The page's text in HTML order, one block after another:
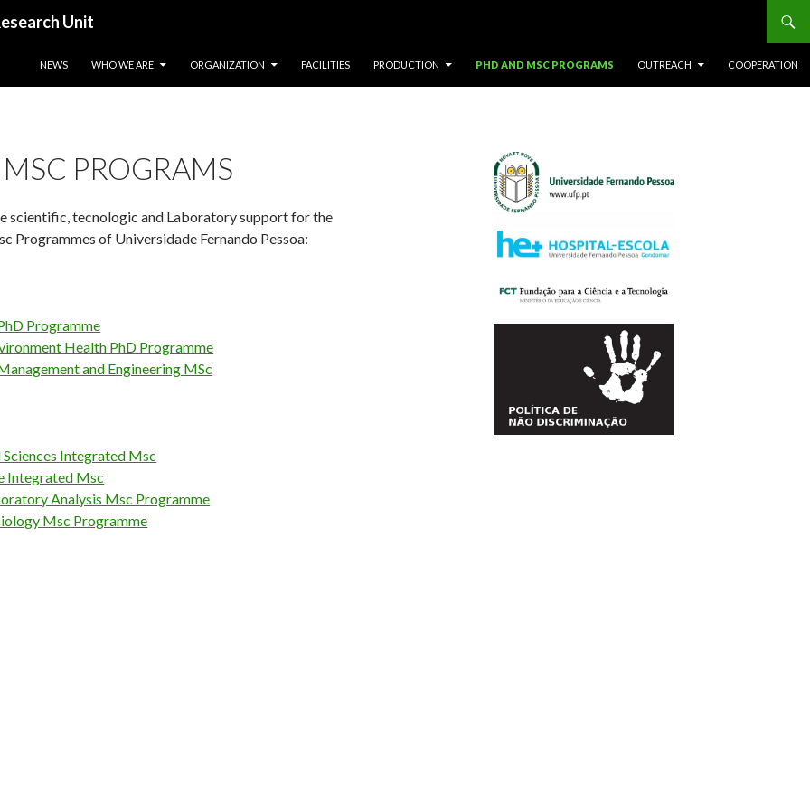
Unit
NEWS
WHO WE ARE ORGANIZATION FACILITIES PRODUCTION PHD AND MSC PROGRAMS OUTREACH COOPERATION
PROGRAMS
scientific, tecnologic and Laboratory support for the
Programmes of Universidade Fernando Pessoa:
Programme
Health PhD Programme
and Engineering MSc
Integrated Msc
Integrated Msc
Analysis Msc Programme
Msc Programme